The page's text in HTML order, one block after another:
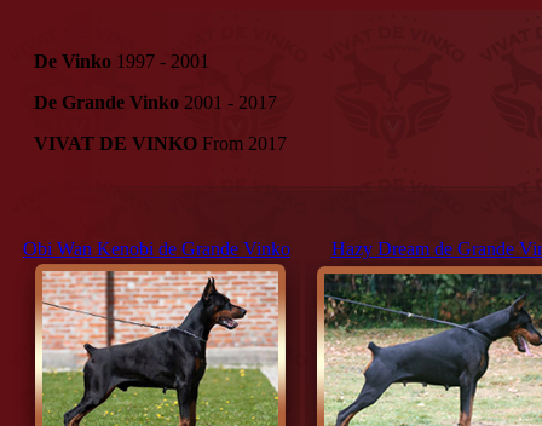
De Vinko 1997 - 2001
De Grande Vinko 2001 - 2017
VIVAT DE VINKO From 2017
Obi Wan Kenobi de Grande Vinko Hazy Dream de Grande